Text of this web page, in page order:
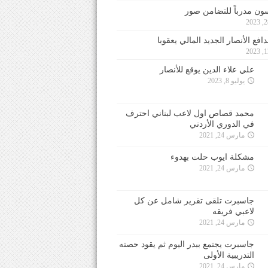
مدرباً للتضامن صور
الأنصار الجديد المالي يعقوبا
علي علاء الدين يوقع للأنصار
يوليو 8, 2023
محمد قصاص اول لاعب لبناني احترف
في الدوري الأردني
مارس 24, 2021
مشكلة ايوب حلت بهدوء
مارس 24, 2021
جاسبرت تلقى تقرير شامل عن كل
لاعبي فريقه
مارس 24, 2021
جاسبرت يجتمع ببدر اليوم ثم يقود حصته
التدريبية الأولى
مارس 24, 2021